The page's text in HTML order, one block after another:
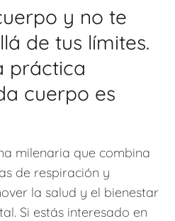
y no te
de tus límites.
práctica
cuerpo es
milenaria que combina
de respiración y
la salud y el bienestar
Si estás interesado en